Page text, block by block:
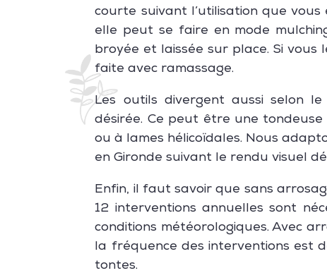
courte suivant l’utilisation que vous
elle peut se faire en mode
broyée et laissée sur place. Si vous
faite avec ramassage.
Les outils divergent aussi selon
désirée. Ce peut être une
ou à lames hélicoïdales. Nous
en Gironde suivant le rendu visuel
Enfin, il faut savoir que sans
12 interventions annuelles sont
conditions météorologiques. Avec
la fréquence des interventions est
tontes.